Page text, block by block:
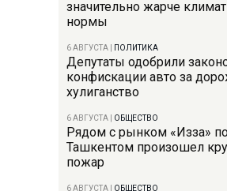
значительно жарче
нормы
6 АВГУСТА ПОЛИТИКА
Депутаты одобрили
конфискации авто за
хулиганство
6 АВГУСТА ОБЩЕСТВО
Рядом с рынком «Изза»
Ташкентом произошел
пожар
6 АВГУСТА ОБЩЕСТВО